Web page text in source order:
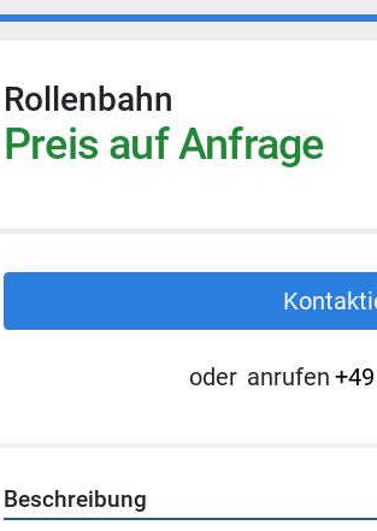
Rollenbahn
Preis auf Anfrage
oder anrufen
Beschreibung